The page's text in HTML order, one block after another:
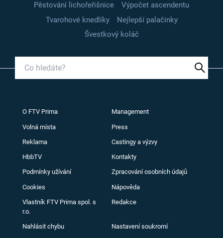
Pěstování lichořeřišnice
Výpočet ascendentu
Tvarohové knedlíky
Nejlepší palačinky
Švestkový koláč
O FTV Prima Management
Volná místa Press
Reklama Castingy a výzvy
HbbTV Kontakty
Podmínky užívání Zpracování osobních údajů
Cookies Nápověda
Vlastník FTV Prima spol. s
r.o.
Redakce
Nahlásit chybu Nastavení soukromí